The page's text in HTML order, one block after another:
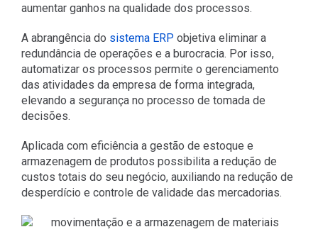
aumentar ganhos na qualidade dos processos.
A abrangência do sistema ERP objetiva eliminar a
redundância de operações e a burocracia. Por isso,
automatizar os processos permite o gerenciamento
das atividades da empresa de forma integrada,
elevando a segurança no processo de tomada de
decisões.
Aplicada com eficiência a gestão de estoque e
armazenagem de produtos possibilita a redução de
custos totais do seu negócio, auxiliando na redução de
desperdício e controle de validade das mercadorias.